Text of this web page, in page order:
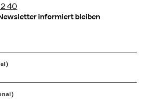
40
informiert bleiben